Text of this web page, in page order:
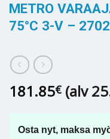
METRO
75°C 3-V –
181.85€ (alv
Osta nyt, maksa